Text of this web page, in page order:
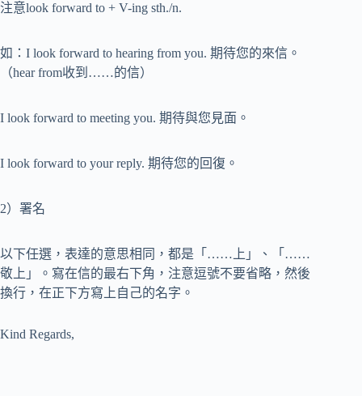
注意look forward to + V-ing sth./n.
如：I look forward to hearing from you. 期待您的來信。
（hear from收到……的信）
I look forward to meeting you. 期待與您見面。
I look forward to your reply. 期待您的回復。
2）署名
以下任選，表達的意思相同，都是「……上」、「……
敬上」。寫在信的最右下角，注意逗號不要省略，然後
換行，在正下方寫上自己的名字。
Kind Regards,